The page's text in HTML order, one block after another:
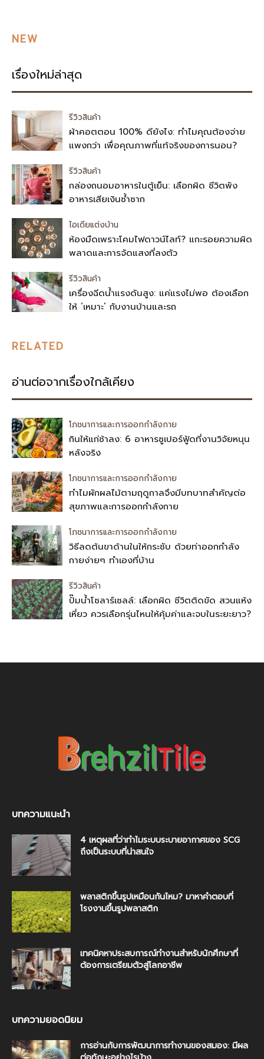
NEW
เรื่องใหม่ล่าสุด
รีวิวสินค้า
ผ้าคอตตอน 100% ดียังไง: ทำไมคุณต้องจ่าย
แพงกว่า เพื่อคุณภาพที่แท้จริงของการนอน?
รีวิวสินค้า
กล่องถนอมอาหารในตู้เย็น: เลือกผิด ชีวิตพัง
อาหารเสียเงินซ้ำซาก
ไอเดียแต่งบ้าน
ห้องมืดเพราะโคมไฟดาวน์ไลท์? แกะรอยความผิด
พลาดและการจัดแสงที่ลงตัว
รีวิวสินค้า
เครื่องฉีดน้ำแรงดันสูง: แค่แรงไม่พอ ต้องเลือก
ให้ ‘เหมาะ’ กับงานบ้านและรถ
RELATED
อ่านต่อจากเรื่องใกล้เคียง
โภชนาการและการออกกำลังกาย
กินให้แก่ช้าลง: 6 อาหารซูเปอร์ฟู้ดที่งานวิจัยหนุน
หลังจริง
โภชนาการและการออกกำลังกาย
ทำไมผักผลไม้ตามฤดูกาลจึงมีบทบาทสำคัญต่อ
สุขภาพและการออกกำลังกาย
โภชนาการและการออกกำลังกาย
วิธีลดต้นขาด้านในให้กระชับ ด้วยท่าออกกำลัง
กายง่ายๆ ทำเองที่บ้าน
รีวิวสินค้า
ปั๊มน้ำโซลาร์เซลล์: เลือกผิด ชีวิตติดขัด สวนแห้ง
เหี่ยว ควรเลือกรุ่นไหนให้คุ้มค่าและจบในระยะยาว?
บทความแนะนำ
4 เหตุผลที่ว่าทำไมระบบระบายอากาศของ SCG
ถึงเป็นระบบที่น่าสนใจ
พลาสติกขึ้นรูปเหมือนกันไหม? มาหาคำตอบที่
โรงงานขึ้นรูปพลาสติก
เทคนิคหาประสบการณ์ทำงานสำหรับนักศึกษาที่
ต้องการเตรียมตัวสู่โลกอาชีพ
บทความยอดนิยม
การอ่านกับการพัฒนาการทำงานของสมอง: มีผล